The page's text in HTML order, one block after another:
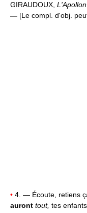
GIRAUDOUX,
— [Le compl. d'obj.
• 4. — Écoute, retiens
auront tout, tes